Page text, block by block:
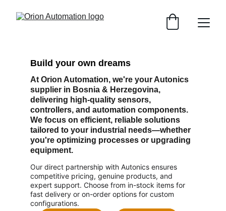
Build your own dreams
At Orion Automation, we're your Autonics
supplier in Bosnia & Herzegovina,
delivering high-quality sensors,
controllers, and automation components.
We focus on efficient, reliable solutions
tailored to your industrial needs—whether
you're optimizing processes or upgrading
equipment.
Our direct partnership with Autonics ensures
competitive pricing, genuine products, and
expert support. Choose from in-stock items for
fast delivery or on-order options for custom
configurations.